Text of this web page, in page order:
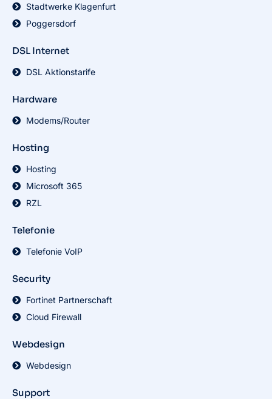
Stadtwerke Klagenfurt
Poggersdorf
DSL Internet
DSL Aktionstarife
Hardware
Modems/Router
Hosting
Hosting
Microsoft 365
RZL
Telefonie
Telefonie VoIP
Security
Fortinet Partnerschaft
Cloud Firewall
Webdesign
Webdesign
Support